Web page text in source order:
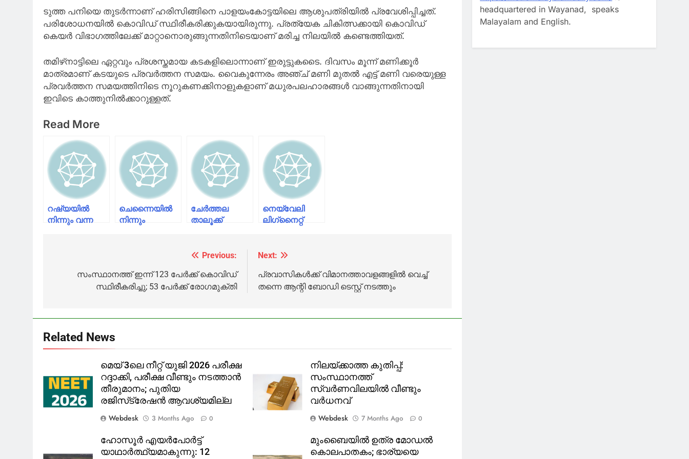
ടുത്ത പനിയെ തുടർന്നാണ് ഹരിസിങ്ങിനെ പാളയംകോട്ടയിലെ ആശുപത്രിയിൽ പ്രവേശിപ്പിച്ചത്.
പരിശോധനയിൽ കൊവിഡ് സ്ഥിരീകരിക്കുകയായിരുന്നു. പ്രത്യേക ചികിത്സക്കായി കൊവിഡ്
കെയർ വിഭാഗത്തിലേക്ക് മാറ്റാനൊരുങ്ങുന്നതിനിടെയാണ് മരിച്ച നിലയിൽ കണ്ടെത്തിയത്.
തമിഴ്‌നാട്ടിലെ ഏറ്റവും പ്രശസ്തമായ കടകളിലൊന്നാണ് ഇരുട്ടുകടൈ. ദിവസം മൂന്ന് മണിക്കൂർ
മാത്രമാണ് കടയുടെ പ്രവർത്തന സമയം. വൈകുന്നേരം അഞ്ച് മണി മുതൽ എട്ട് മണി വരെയുള്ള
പ്രവർത്തന സമയത്തിനിടെ നൂറുകണക്കിനാളുകളാണ് മധുരപലഹാരങ്ങൾ വാങ്ങുന്നതിനായി
ഇവിടെ കാത്തുനിൽക്കാറുള്ളത്.
Read More
റഷ്യയിൽ
നിന്നും വന്ന
മരിച്ച നിലയിൽ
ചെന്നൈയിൽ
നിന്നും
രോഗികളെ
കാണാതായി.
ചേർത്തല
താലൂക്ക്
ഉൾപ്പെടെ എട്ട്
കൊവിഡ്
നെയ്‍വേലി
ലിഗ്‌നൈറ്റ്
പ്ലാൻറിൽ
അഞ്ചുപേര്‍
മരിച്ചു
navigation
Previous:
സംസ്ഥാനത്ത് ഇന്ന് 123 പേർക്ക് കൊവിഡ്
സ്ഥിരീകരിച്ചു; 53 പേർക്ക് രോഗമുക്തി
Next:
പ്രവാസികൾക്ക് വിമാനത്താവളങ്ങളിൽ വെച്ച്
തന്നെ ആന്റി ബോഡി ടെസ്റ്റ് നടത്തും
Related News
മെയ് 3ലെ നീറ്റ് യുജി 2026 പരീക്ഷ
റദ്ദാക്കി, പരീക്ഷ വീണ്ടും നടത്താൻ
തീരുമാനം; പുതിയ
രജിസ്‌ട്രേഷൻ ആവശ്യമില്ല
Webdesk
3 Months Ago 0
നിലയ്ക്കാത്ത കുതിപ്പ്:
സംസ്ഥാനത്ത്
സ്വർണവിലയിൽ വീണ്ടും
വർധനവ്
Webdesk
7 Months Ago 0
ഹോസൂർ എയർപോർട്ട്
യാഥാർത്ഥ്യമാകുന്നു: 12
മുംബൈയിൽ ഉത്ര മോഡൽ
കൊലപാതകം; ഭാര്യയെ
headquartered in Wayanad, speaks
Malayalam and English.